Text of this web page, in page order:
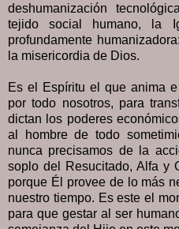
deshumanización
tejido social humano, la
profundamente
la misericordia de Dios.
Es el Espíritu el que anima
por todo nosotros, para
dictan los poderes
al hombre de todo
nunca precisamos de la
soplo del Resucitado, Alfa y
porque Él provee de lo más
nuestro tiempo. Es este el
para que gestar al ser